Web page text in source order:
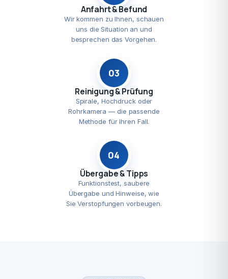
Anfahrt & Befund
Wir kommen zu Ihnen, schauen
uns die Situation an und
besprechen das Vorgehen.
03
Reinigung & Prüfung
Spirale, Hochdruck oder
Rohrkamera — die passende
Methode für Ihren Fall.
04
Übergabe & Tipps
Funktionstest, saubere
Übergabe und Hinweise, wie
Sie Verstopfungen vorbeugen.